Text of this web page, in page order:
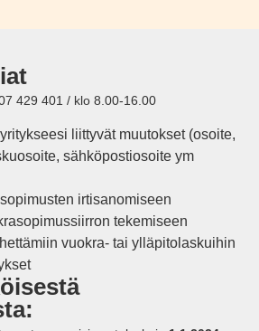
429 401 / klo 8.00-16.00
liittyvät muutokset (osoite,
sähköpostiosoite ym
irtisanomiseen
tekemiseen
vuokra- tai ylläpitolaskuihin